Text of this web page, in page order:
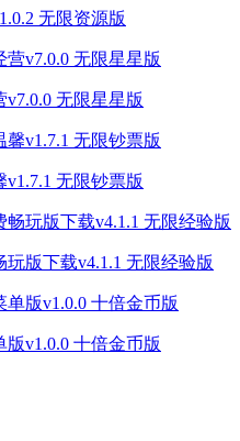
无限资源版
无限星星版
无限钞票版
版下载v4.1.1 无限经验版
v1.0.0 十倍金币版